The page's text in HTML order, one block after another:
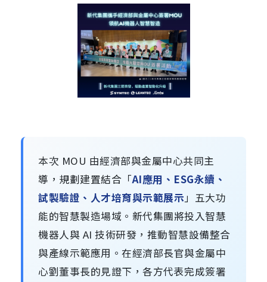
本次 MOU 由經濟部與金屬中心共同主
導，規劃建置結合「AI應用、ESG永續、
試製驗證、人才培育與示範展示」五大功
能的智慧製造場域。新代集團將投入智慧
機器人與 AI 技術研發，推動智慧設備整合
與產線示範應用。在經濟部長官與金屬中
心劉董事長的見證下，各方代表完成簽署